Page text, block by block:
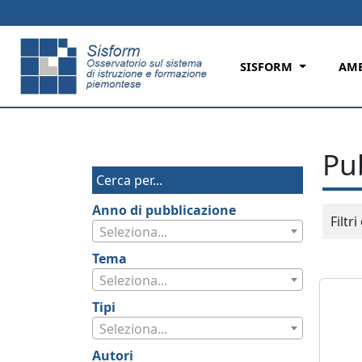
SISFORM
Cerca per...
Anno di pubblicazione
Seleziona...
Tema
Seleziona...
Tipi
Seleziona...
Autori
Filtri